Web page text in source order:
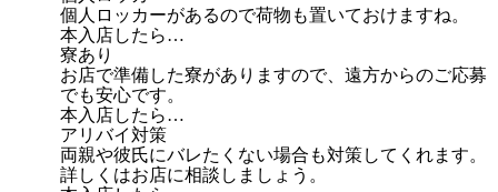
個人ロッカーがあるので荷物も置いておけますね。
本入店したら…
寮あり
お店で準備した寮がありますので、遠方からのご応募
でも安心です。
本入店したら…
アリバイ対策
両親や彼氏にバレたくない場合も対策してくれます。
詳しくはお店に相談しましょう。